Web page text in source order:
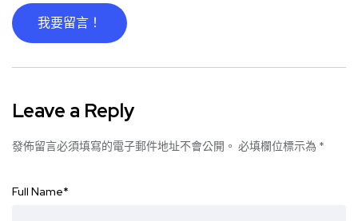
我要留言！
Leave a Reply
發佈留言必須填寫的電子郵件地址不會公開。 必填欄位標示為 *
Full Name*